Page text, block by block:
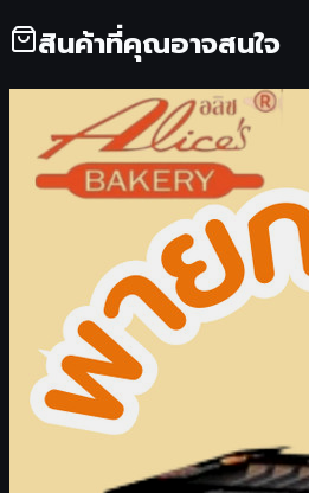
สินค้าที่คุณอาจสนใจ